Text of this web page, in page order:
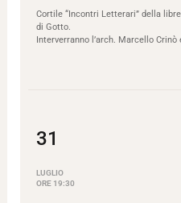
Cortile “Incontri Letterari” della
di Gotto.
Interverranno l’arch. Marcello
31
LUGLIO
ORE 19:30